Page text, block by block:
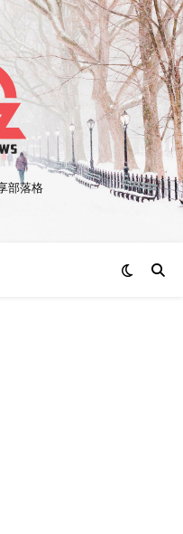
部落格